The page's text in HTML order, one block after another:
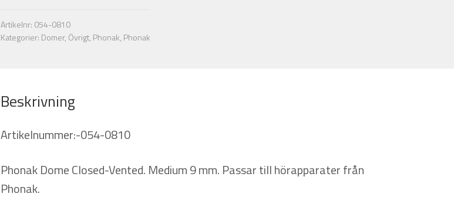
st).
Artikelnr: 054-0810
Kategorier: Domer, Övrigt, Phonak, Phonak
Beskrivning
Artikelnummer:-054-0810
Phonak Dome Closed-Vented. Medium 9 mm. Passar till hörapparater från
Phonak.